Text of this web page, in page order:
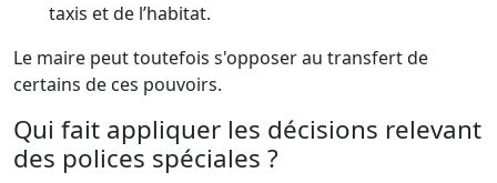
taxis et de l’habitat.
Le maire peut toutefois s'opposer au transfert de
certains de ces pouvoirs.
Qui fait appliquer les décisions relevant
des polices spéciales ?